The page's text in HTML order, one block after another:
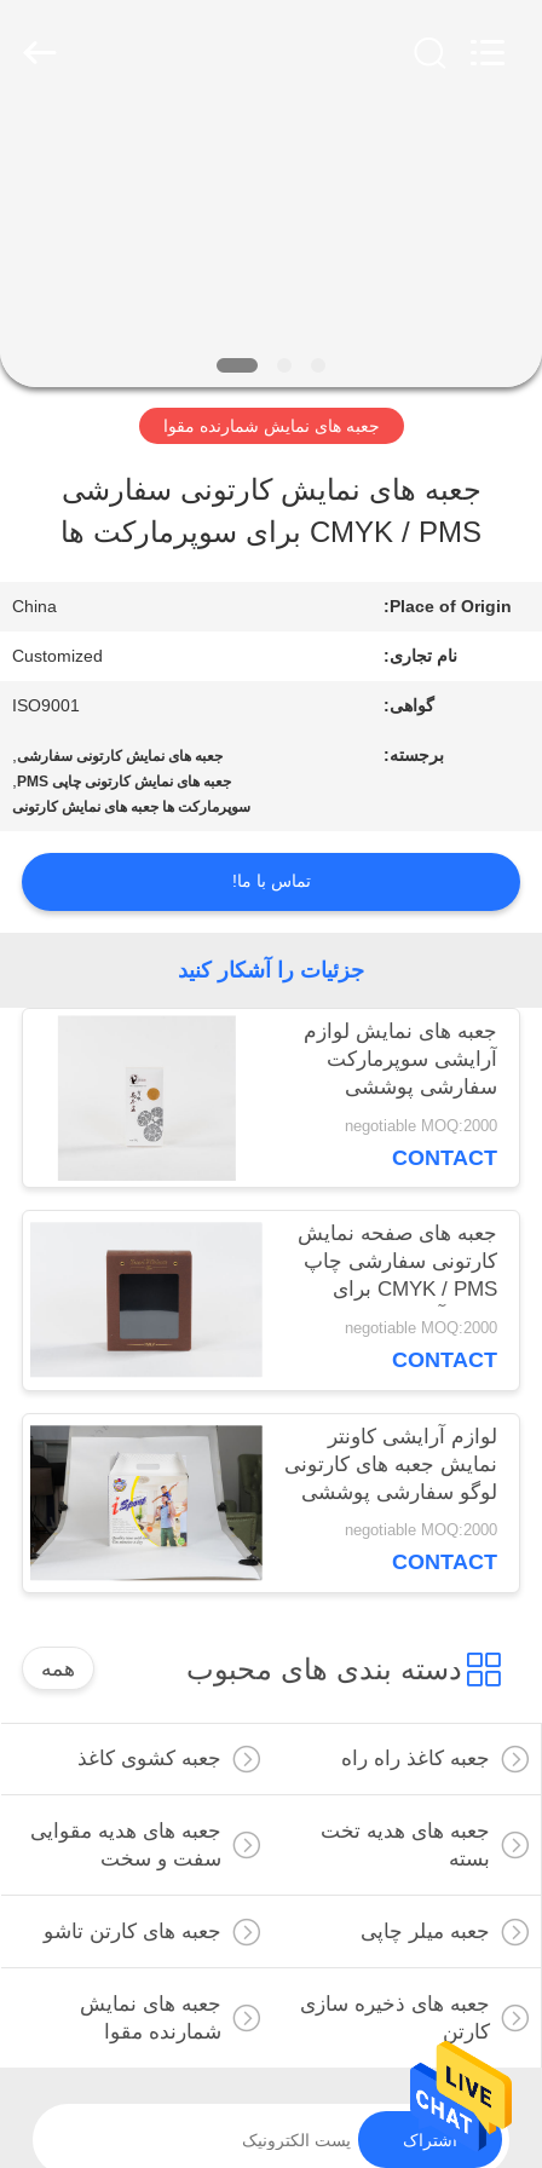
فیلم
درباره
تماس
بگیرید
اخبار
نقشه
سایت
PRIVACY
POLICY
جعبه های نمایش شمارنده مقوا
جعبه های نمایش کارتونی سفارشی
CMYK / PMS برای سوپرمارکت ها
Place of Origin:
China
نام تجاری: Customized
گواهی: ISO9001
برجسته: جعبه های نمایش کارتونی سفارشی,
جعبه های نمایش کارتونی چاپی PMS ,
سوپرمارکت ها جعبه های نمایش کارتونی
تماس با ما!
جزئیات را آشکار کنید
جعبه های نمایش لوازم
آرایشی سوپرمارکت
سفارشی پوششی
درخشان کارتونی
negotiable MOQ:2000
CONTACT
جعبه های صفحه نمایش
کارتونی سفارشی چاپ
CMYK / PMS برای
لوازم آرایشی صفحه
negotiable MOQ:2000
CONTACT
لوازم آرایشی کاونتر
نمایش جعبه های کارتونی
لوگو سفارشی پوششی
درخشان کارتونی بسته
negotiable MOQ:2000
CONTACT
دسته بندی های محبوب همه
جعبه کاغذ راه راه جعبه کشوی کاغذ
جعبه های هدیه تخت
بسته
جعبه های هدیه مقوایی
سفت و سخت
جعبه میلر چاپی جعبه های کارتن تاشو
جعبه های ذخیره سازی
کارتن
جعبه های نمایش
شمارنده مقوا
اشتراک